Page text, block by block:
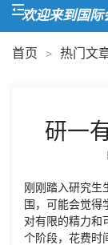
欢迎来到国际
首页 > 热门文
研一
刚刚踏入研究生
围，可能会觉得
对有限的精力和
个阶段，花费时